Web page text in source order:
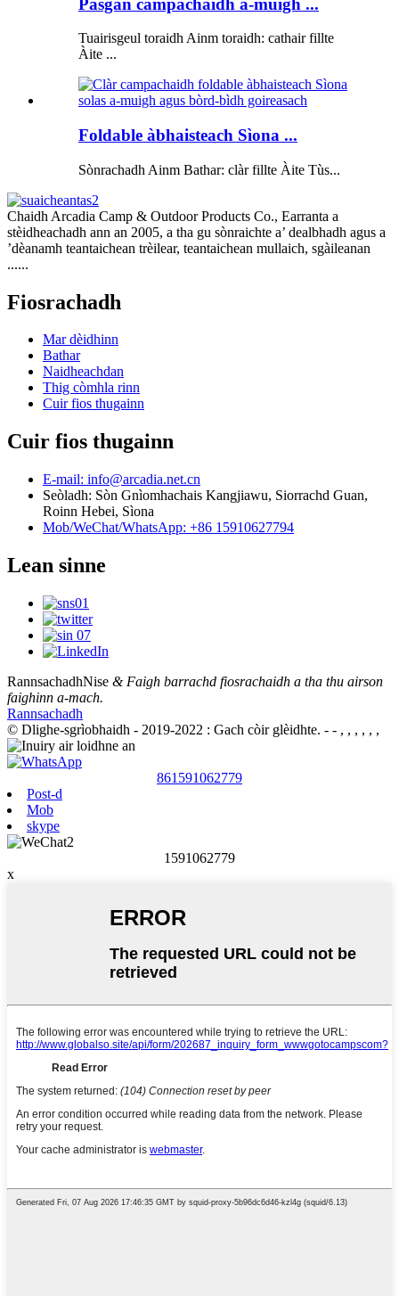
Tuairisgeul toraidh Ainm toraidh: cathair fillte
Àite ...
Foldable àbhaisteach Sìona ...
Sònrachadh Ainm Bathar: clàr fillte Àite Tùs...
Chaidh Arcadia Camp & Outdoor Products Co., Earranta a
stèidheachadh ann an 2005, a tha gu sònraichte a’ dealbhadh agus a
’dèanamh teantaichean trèilear, teantaichean mullaich, sgàileanan
......
Fiosrachadh
Mar dèidhinn
Bathar
Naidheachdan
Thig còmhla rinn
Cuir fios thugainn
Cuir fios thugainn
E-mail: info@arcadia.net.cn
Seòladh: Sòn Gnìomhachais Kangjiawu, Siorrachd Guan,
Roinn Hebei, Sìona
Mob/WeChat/WhatsApp: +86 15910627794
Lean sinne
RannsachadhNise & Faigh barrachd fiosrachaidh a tha thu airson
faighinn a-mach.
Rannsachadh
© Dlighe-sgrìobhaidh - 2019-2022 : Gach còir glèidhte. - - , , , , , ,
861591062779
Post-d
Mob
skype
1591062779
x